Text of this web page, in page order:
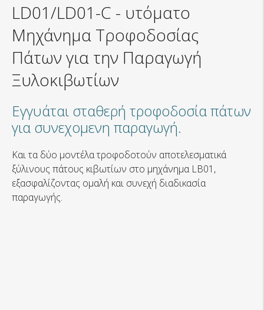
LD01/LD01-C - υτόματο
Μηχάνημα Τροφοδοσίας
Πάτων για την Παραγωγή
Ξυλοκιβωτίων
Εγγυάται σταθερή τροφοδοσία πάτων
για συνεχομενη παραγωγή.
Και τα δύο μοντέλα τροφοδοτούν αποτελεσματικά
ξύλινους πάτους κιβωτίων στο μηχάνημα LB01,
εξασφαλίζοντας ομαλή και συνεχή διαδικασία
παραγωγής.